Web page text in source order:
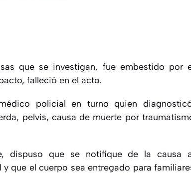
que se investigan, fue embestido por
falleció en el acto.
policial en turno quien
pelvis, causa de muerte por
dispuso que se notifique de la causa
que el cuerpo sea entregado para